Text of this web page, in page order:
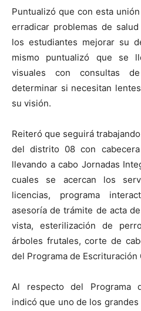
Puntualizó que con esta
erradicar problemas de
los estudiantes mejorar su
mismo puntualizó que se
visuales con consultas
determinar si necesitan
su visión.
Reiteró que seguirá
del distrito 08 con
llevando a cabo Jornadas
cuales se acercan los
licencias, programa
asesoría de trámite de acta
vista, esterilización de
árboles frutales, corte de
del Programa de Escrituración
Al respecto del Programa
indicó que uno de los